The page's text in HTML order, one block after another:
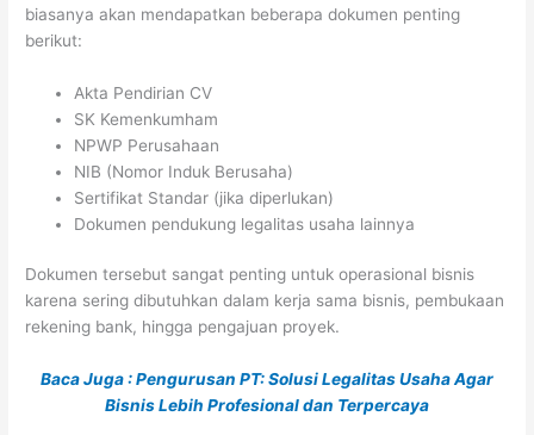
biasanya akan mendapatkan beberapa dokumen penting
berikut:
Akta Pendirian CV
SK Kemenkumham
NPWP Perusahaan
NIB (Nomor Induk Berusaha)
Sertifikat Standar (jika diperlukan)
Dokumen pendukung legalitas usaha lainnya
Dokumen tersebut sangat penting untuk operasional bisnis
karena sering dibutuhkan dalam kerja sama bisnis, pembukaan
rekening bank, hingga pengajuan proyek.
Baca Juga : Pengurusan PT: Solusi Legalitas Usaha Agar
Bisnis Lebih Profesional dan Terpercaya